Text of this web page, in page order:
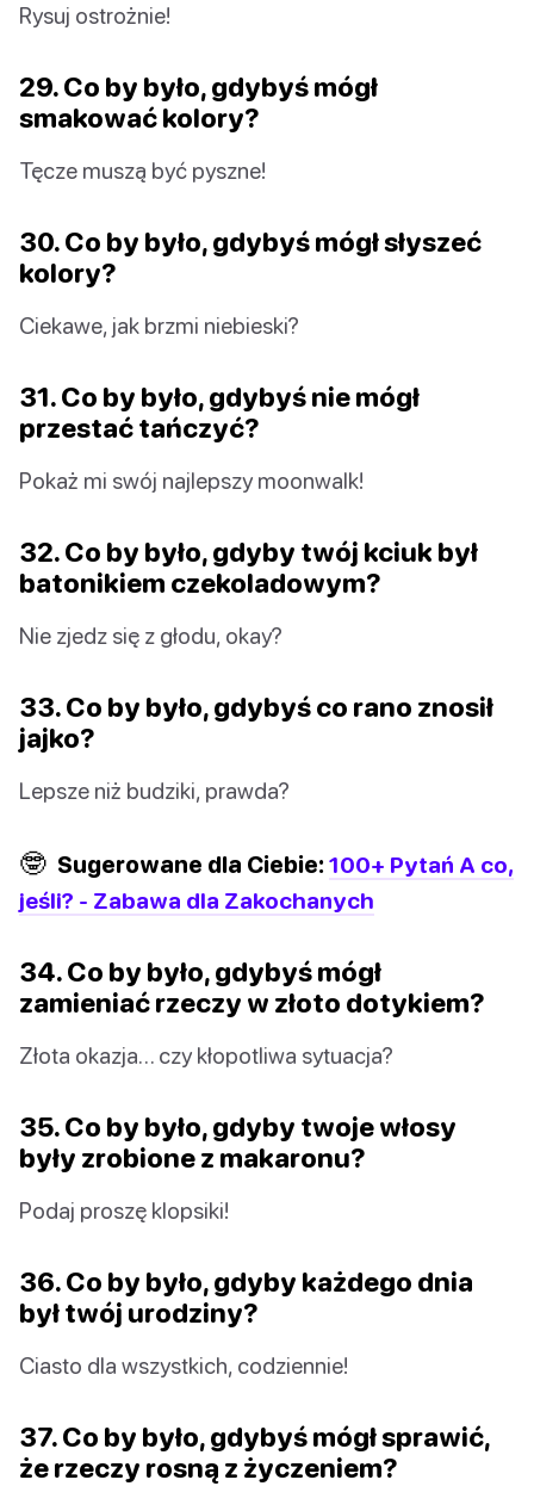
Rysuj ostrożnie!
29. Co by było, gdybyś mógł
smakować kolory?
Tęcze muszą być pyszne!
30. Co by było, gdybyś mógł słyszeć
kolory?
Ciekawe, jak brzmi niebieski?
31. Co by było, gdybyś nie mógł
przestać tańczyć?
Pokaż mi swój najlepszy moonwalk!
32. Co by było, gdyby twój kciuk był
batonikiem czekoladowym?
Nie zjedz się z głodu, okay?
33. Co by było, gdybyś co rano znosił
jajko?
Lepsze niż budziki, prawda?
🤓 Sugerowane dla Ciebie: 100+ Pytań A co,
jeśli? - Zabawa dla Zakochanych
34. Co by było, gdybyś mógł
zamieniać rzeczy w złoto dotykiem?
Złota okazja… czy kłopotliwa sytuacja?
35. Co by było, gdyby twoje włosy
były zrobione z makaronu?
Podaj proszę klopsiki!
36. Co by było, gdyby każdego dnia
był twój urodziny?
Ciasto dla wszystkich, codziennie!
37. Co by było, gdybyś mógł sprawić,
że rzeczy rosną z życzeniem?